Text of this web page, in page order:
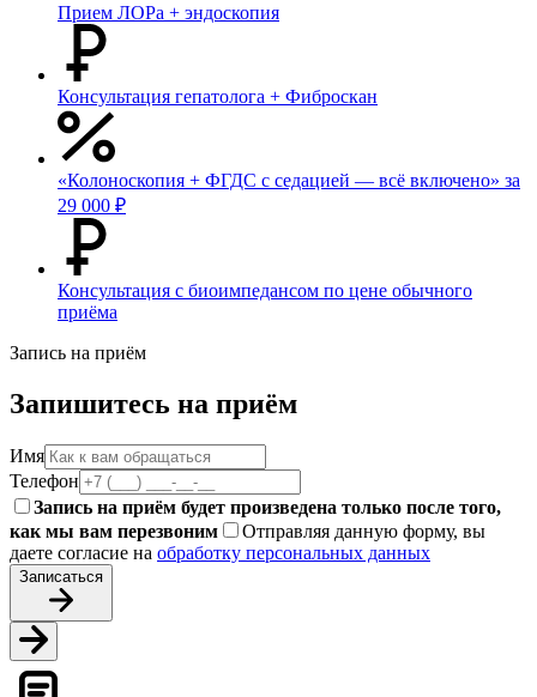
Прием ЛОРа + эндоскопия
Консультация гепатолога + Фиброскан
«Колоноскопия + ФГДС с седацией — всё включено» за
29 000 ₽
Консультация с биоимпедансом по цене обычного
приёма
Запись на приём
Запишитесь на приём
Имя
Телефон
Запись на приём будет произведена только после того,
как мы вам перезвоним
Отправляя данную форму, вы
даете согласие на обработку персональных данных
Записаться